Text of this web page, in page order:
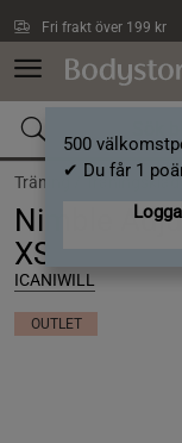
Fri frakt över 199 kr
500
✔ Du får 1
Träning /
Nimble
XS
ICANIWILL
OUTLET